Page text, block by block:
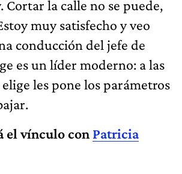
Cortar la calle no se puede,
muy satisfecho y veo
conducción del jefe de
es un líder moderno: a las
les pone los parámetros
el vínculo con Patricia